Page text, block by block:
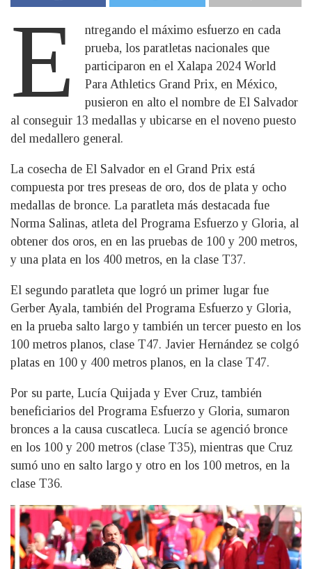
E
ntregando el máximo esfuerzo en cada
prueba, los paratletas nacionales que
participaron en el Xalapa 2024 World
Para Athletics Grand Prix, en México,
pusieron en alto el nombre de El Salvador
al conseguir 13 medallas y ubicarse en el noveno puesto
del medallero general.
La cosecha de El Salvador en el Grand Prix está
compuesta por tres preseas de oro, dos de plata y ocho
medallas de bronce. La paratleta más destacada fue
Norma Salinas, atleta del Programa Esfuerzo y Gloria, al
obtener dos oros, en en las pruebas de 100 y 200 metros,
y una plata en los 400 metros, en la clase T37.
El segundo paratleta que logró un primer lugar fue
Gerber Ayala, también del Programa Esfuerzo y Gloria,
en la prueba salto largo y también un tercer puesto en los
100 metros planos, clase T47. Javier Hernández se colgó
platas en 100 y 400 metros planos, en la clase T47.
Por su parte, Lucía Quijada y Ever Cruz, también
beneficiarios del Programa Esfuerzo y Gloria, sumaron
bronces a la causa cuscatleca. Lucía se agenció bronce
en los 100 y 200 metros (clase T35), mientras que Cruz
sumó uno en salto largo y otro en los 100 metros, en la
clase T36.